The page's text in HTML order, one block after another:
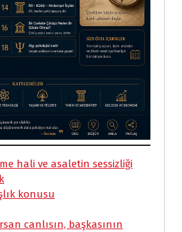
hali ve asaletin sessizliği
konusu
canlısın, başkasının